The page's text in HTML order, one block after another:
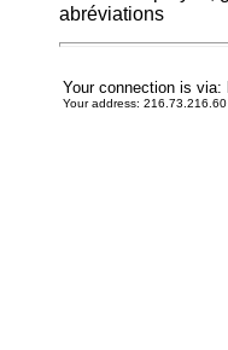
abréviations
Your connection is via:
Your address: 216.73.216.60